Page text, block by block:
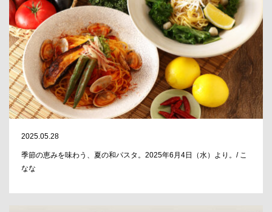
2025.05.28
季節の恵みを味わう、夏の和パスタ。2025年6月4日（水）より。/ こ
なな